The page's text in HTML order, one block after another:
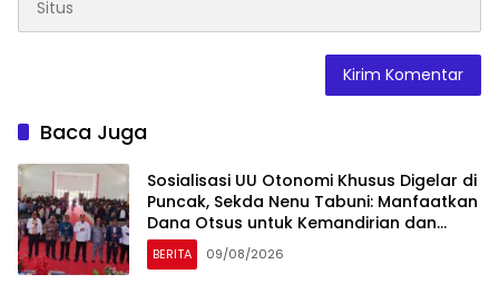
Baca Juga
Sosialisasi UU Otonomi Khusus Digelar di
Puncak, Sekda Nenu Tabuni: Manfaatkan
Dana Otsus untuk Kemandirian dan
Pembangunan Merata
BERITA 09/08/2026